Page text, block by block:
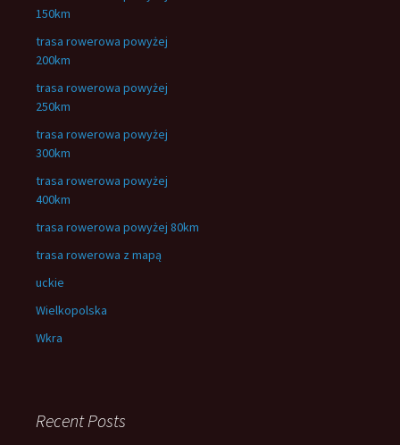
150km
trasa rowerowa powyżej
200km
trasa rowerowa powyżej
250km
trasa rowerowa powyżej
300km
trasa rowerowa powyżej
400km
trasa rowerowa powyżej 80km
trasa rowerowa z mapą
uckie
Wielkopolska
Wkra
Recent Posts